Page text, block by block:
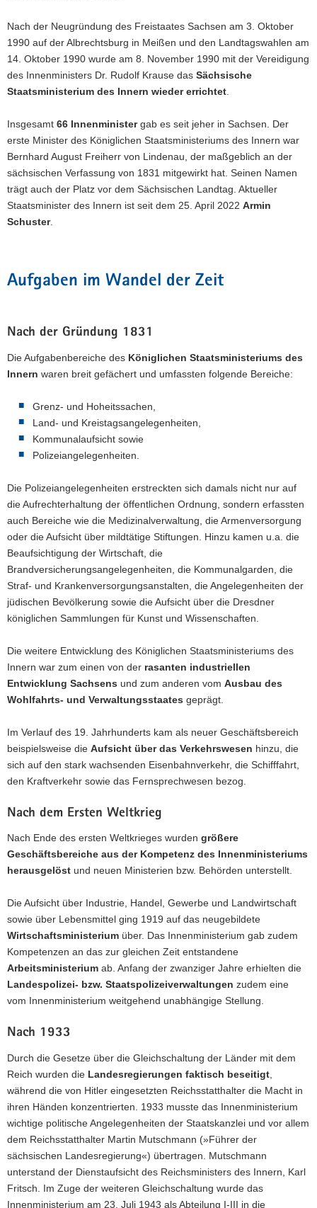
Nach der Neugründung des Freistaates Sachsen am 3. Oktober
1990 auf der Albrechtsburg in Meißen und den Landtagswahlen am
14. Oktober 1990 wurde am 8. November 1990 mit der Vereidigung
des Innenministers Dr. Rudolf Krause das Sächsische
Staatsministerium des Innern wieder errichtet
Insgesamt 66 Innenministergab es seit jeher in Sachsen. Der
erste Minister des Königlichen Staatsministeriums des Innern war
Bernhard August Freiherr von Lindenau, der maßgeblich an der
sächsischen Verfassung von 1831 mitgewirkt hat. Seinen Namen
trägt auch der Platz vor dem Sächsischen Landtag. Aktueller
Staatsminister des Innern ist seit dem 25. April 2022 Armin
Schuster.
Aufgaben im Wandel der Zeit
Nach der Gründung 1831
Die Aufgabenbereiche des Königlichen Staatsministeriums des
Innern waren breit gefächert und umfassten folgende Bereiche:
Grenz- und Hoheitssachen,
Land- und Kreistagsangelegenheiten,
Kommunalaufsicht sowie
Polizeiangelegenheiten.
Die Polizeiangelegenheiten erstreckten sich damals nicht nur auf
die Aufrechterhaltung der öffentlichen Ordnung, sondern erfassten
auch Bereiche wie die Medizinalverwaltung, die Armenversorgung
oder die Aufsicht über mildtätige Stiftungen. Hinzu kamen u.a. die
Beaufsichtigung der Wirtschaft, die
Brandversicherungsangelegenheiten, die Kommunalgarden, die
Straf- und Krankenversorgungsanstalten, die Angelegenheiten der
jüdischen Bevölkerung sowie die Aufsicht über die Dresdner
königlichen Sammlungen für Kunst und Wissenschaften.
Die weitere Entwicklung des Königlichen Staatsministeriums des
Innern war zum einen von der rasanten industriellen
Entwicklung Sachsens und zum anderen vom Ausbau des
Wohlfahrts- und Verwaltungsstaates geprägt.
Im Verlauf des 19. Jahrhunderts kam als neuer Geschäftsbereich
beispielsweise die Aufsicht über das Verkehrswesen hinzu, die
sich auf den stark wachsenden Eisenbahnverkehr, die Schifffahrt,
den Kraftverkehr sowie das Fernsprechwesen bezog.
Nach dem Ersten Weltkrieg
Nach Ende des ersten Weltkrieges wurden größere
Geschäftsbereiche aus der Kompetenz des Innenministeriums
herausgelöst und neuen Ministerien bzw. Behörden unterstellt.
Die Aufsicht über Industrie, Handel, Gewerbe und Landwirtschaft
sowie über Lebensmittel ging 1919 auf das neugebildete
Wirtschaftsministerium über. Das Innenministerium gab zudem
Kompetenzen an das zur gleichen Zeit entstandene
Arbeitsministerium ab. Anfang der zwanziger Jahre erhielten die
Landespolizei- bzw. Staatspolizeiverwaltungen zudem eine
vom Innenministerium weitgehend unabhängige Stellung.
Nach 1933
Durch die Gesetze über die Gleichschaltung der Länder mit dem
Reich wurden die Landesregierungen faktisch beseitigt
während die von Hitler eingesetzten Reichsstatthalter die Macht in
ihren Händen konzentrierten. 1933 musste das Innenministerium
wichtige politische Angelegenheiten der Staatskanzlei und vor allem
dem Reichsstatthalter Martin Mutschmann (»Führer der
sächsischen Landesregierung«) übertragen. Mutschmann
unterstand der Dienstaufsicht des Reichsministers des Innern, Karl
Fritsch. Im Zuge der weiteren Gleichschaltung wurde das
Innenministerium am 23. Juli 1943 als Abteilung I-III in die